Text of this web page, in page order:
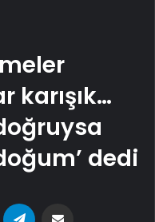
karışık…
dedi
WhatsApp